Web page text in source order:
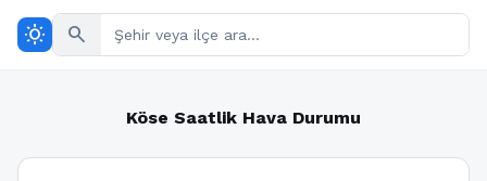
wb_sunny search
Köse Saatlik Hava Durumu